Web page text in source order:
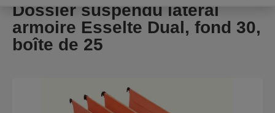
Dossier suspendu latéral
armoire Esselte Dual, fond 30,
boîte de 25